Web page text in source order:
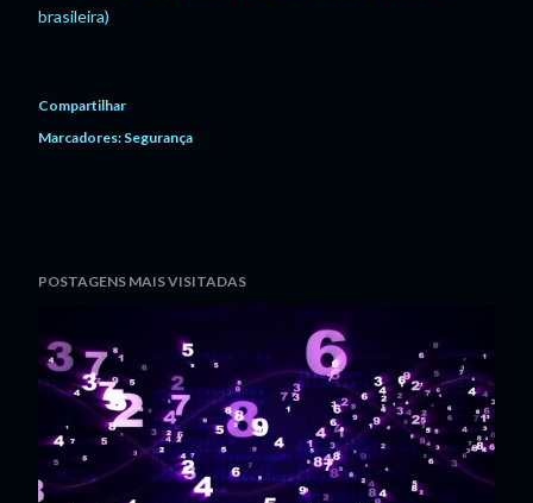
brasileira)
Compartilhar
Marcadores: Segurança
POSTAGENS MAIS VISITADAS